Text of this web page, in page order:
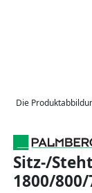
Die
Sitz-/
1800/800/